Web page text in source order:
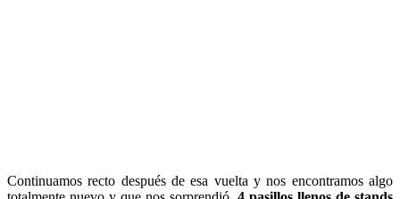
Continuamos recto después de esa vuelta y nos encontramos algo